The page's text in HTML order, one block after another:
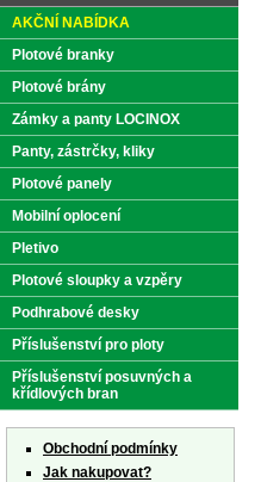
AKČNÍ NABÍDKA
Plotové branky
Plotové brány
Zámky a panty LOCINOX
Panty, zástrčky, kliky
Plotové panely
Mobilní oplocení
Pletivo
Plotové sloupky a vzpěry
Podhrabové desky
Příslušenství pro ploty
Příslušenství posuvných a
křídlových bran
Obchodní podmínky
Jak nakupovat?